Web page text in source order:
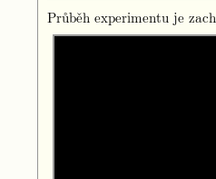
Průběh experimentu je